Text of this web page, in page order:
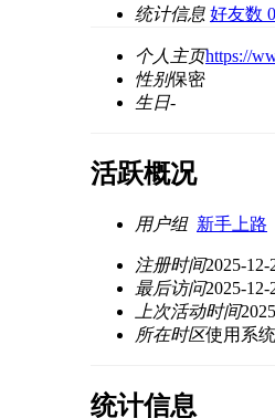
统计信息 好友数 0
个人主页https://
性别保密
生日-
活跃概况
用户组 新手上路
注册时间2025-12-
最后访问2025-12-
上次活动时间
所在时区使用系
统计信息